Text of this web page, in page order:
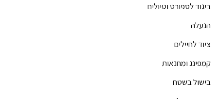
ביגוד לספורט וטיולים
הנעלה
ציוד לחיילים
קמפינג ומחנאות
בישול בשטח